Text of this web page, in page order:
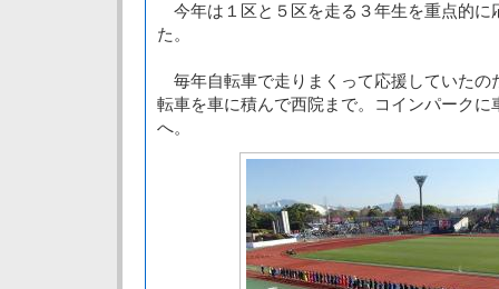
今年は１区と５区を走る３年生を重点的に
た。
毎年自転車で走りまくって応援していたの
転車を車に積んで西院まで。コインパークに
へ。